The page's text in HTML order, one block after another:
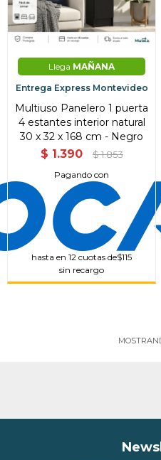
Llega MAÑANA
Entrega Express Montevideo
Multiuso Panelero 1 puerta
4 estantes interior natural
30 x 32 x 168 cm - Negro
$ 1.390 $ 1.853
Pagando con
hasta en 12 cuotas de$115
sin recargo